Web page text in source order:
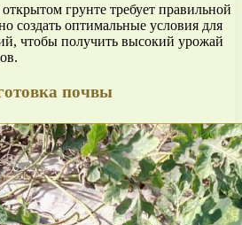
грунте требует правильной
создать оптимальные условия для
чтобы получить высокий урожай
почвы